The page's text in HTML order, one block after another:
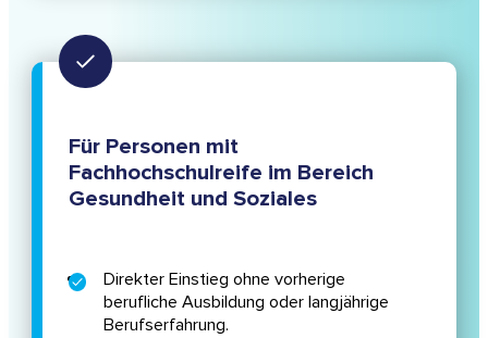
Für Personen mit
Fachhochschulreife im Bereich
Gesundheit und Soziales
Direkter Einstieg ohne vorherige
berufliche Ausbildung oder langjährige
Berufserfahrung.